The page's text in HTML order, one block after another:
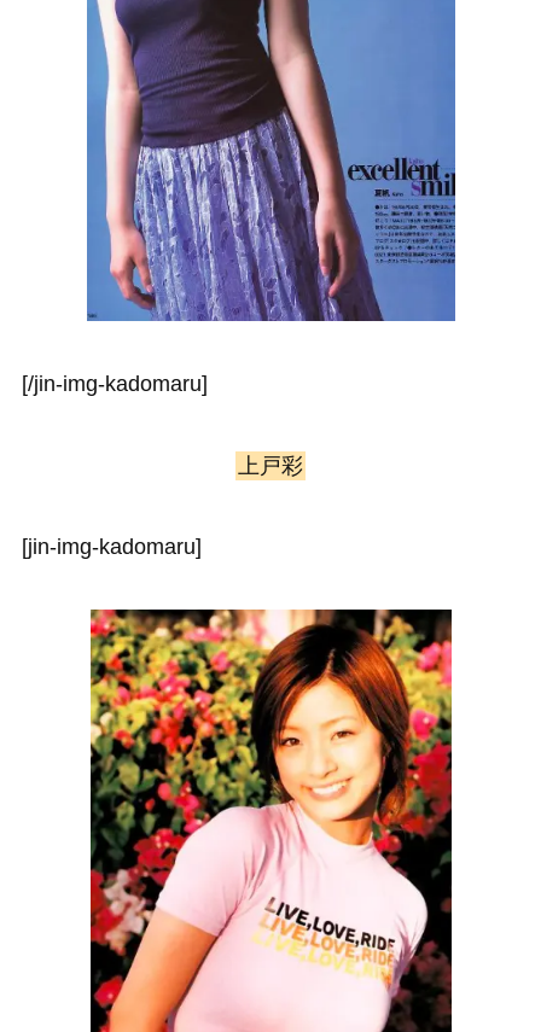
[/jin-img-kadomaru]
上戸彩
[jin-img-kadomaru]